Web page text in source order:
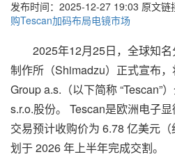
发布时间：2025-12-27 19:03 原文链
购Tescan加码布局电镜市场
2025年12月25日，全球知名
制作所（Shimadzu）正式宣布
Group a.s.（以下简称 “Tescan”
s.r.o.股份。 Tescan是欧洲电子
交易预计收购价为 6.78 亿美元
划于 2026 年上半年完成交割。